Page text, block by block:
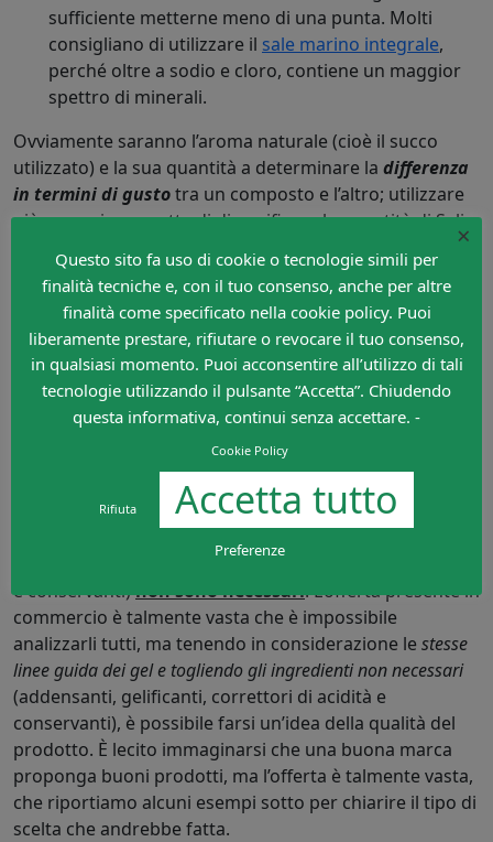
sufficiente metterne meno di una punta. Molti
consigliano di utilizzare il sale marino integrale,
perché oltre a sodio e cloro, contiene un maggior
spettro di minerali.
Ovviamente saranno l’aroma naturale (cioè il succo
utilizzato) e la sua quantità a determinare la differenza
in termini di gustotra un composto e l’altro; utilizzare
più agrumi, permette di diversificare la quantità di Sali
importante, perché facilita l’assunzione del prodotto.
Ultimo elemento importante è che questo composto va
tenuto in frigo e possibilmente consumato entro 24
ore. Scopri inoltre come sia importante anche iltipo di
borraccia utilizzata
POLVERI DA METTERE NELLA
BORRACCIA
Le caratteristiche non sono ovviamente dissimili da
e conservanti)non sono necessari. L’offerta presente in
commercio è talmente vasta che è impossibile
analizzarli tutti, ma tenendo in considerazione le stesse
linee guida dei gel e togliendo gli ingredienti non necessari
(addensanti, gelificanti, correttori di acidità e
conservanti), è possibile farsi un’idea della qualità del
prodotto. È lecito immaginarsi che una buona marca
proponga buoni prodotti, ma l’offerta è talmente vasta,
che riportiamo alcuni esempi sotto per chiarire il tipo di
scelta che andrebbe fatta.
×
Questo sito fa uso di cookie o tecnologie simili per
finalità tecniche e, con il tuo consenso, anche per altre
finalità come specificato nella cookie policy. Puoi
liberamente prestare, rifiutare o revocare il tuo consenso,
in qualsiasi momento. Puoi acconsentire all’utilizzo di tali
tecnologie utilizzando il pulsante “Accetta”. Chiudendo
questa informativa, continui senza accettare. -
Cookie Policy
Rifiuta Accetta tutto
Preferenze